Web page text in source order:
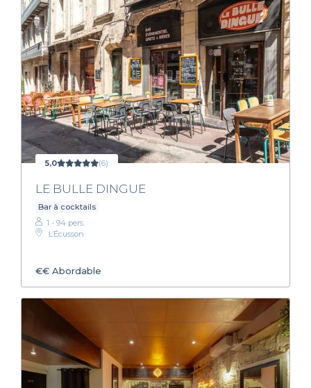
5,0 (6)
LE BULLE DINGUE
Bar à cocktails
1 - 94 pers.
L’Écusson
€€ Abordable